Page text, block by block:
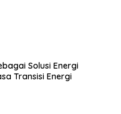
Solusi Energi
Transisi Energi